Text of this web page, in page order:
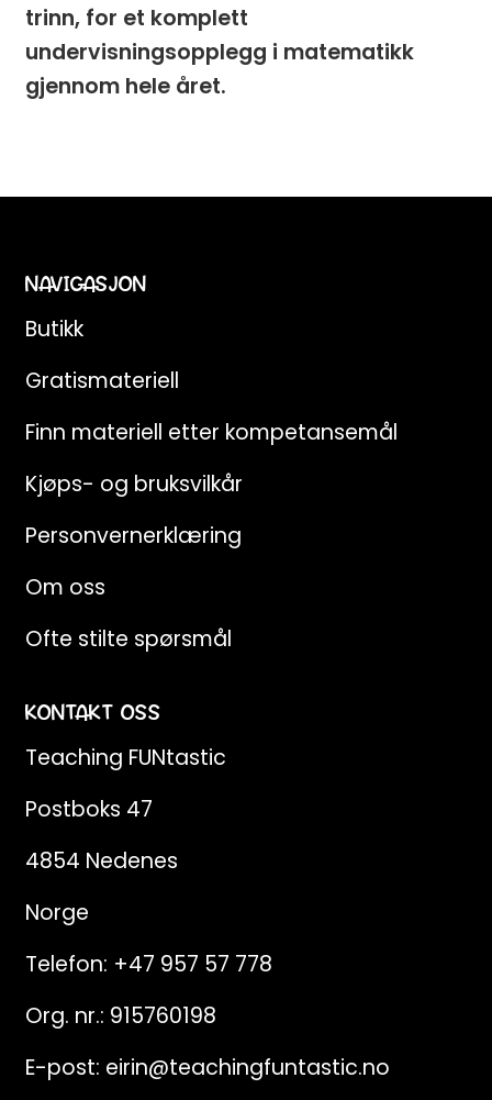
trinn, for et komplett
undervisningsopplegg i matematikk
gjennom hele året.
NAVIGASJON
Butikk
Gratismateriell
Finn materiell etter kompetansemål
Kjøps- og bruksvilkår
Personvernerklæring
Om oss
Ofte stilte spørsmål
KONTAKT OSS
Teaching FUNtastic
Postboks 47
4854 Nedenes
Norge
Telefon: +47 957 57 778
Org. nr.: 915760198
E-post: eirin@teachingfuntastic.no